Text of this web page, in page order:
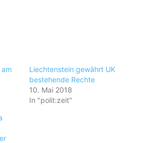
Liechtenstein gewährt UK
bestehende Rechte
10. Mai 2018
In "polit:zeit"